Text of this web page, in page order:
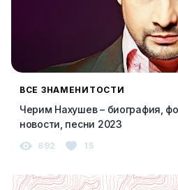
ВСЕ ЗНАМЕНИТОСТИ
Черим Нахушев – биография,
новости, песни 2023
692 15